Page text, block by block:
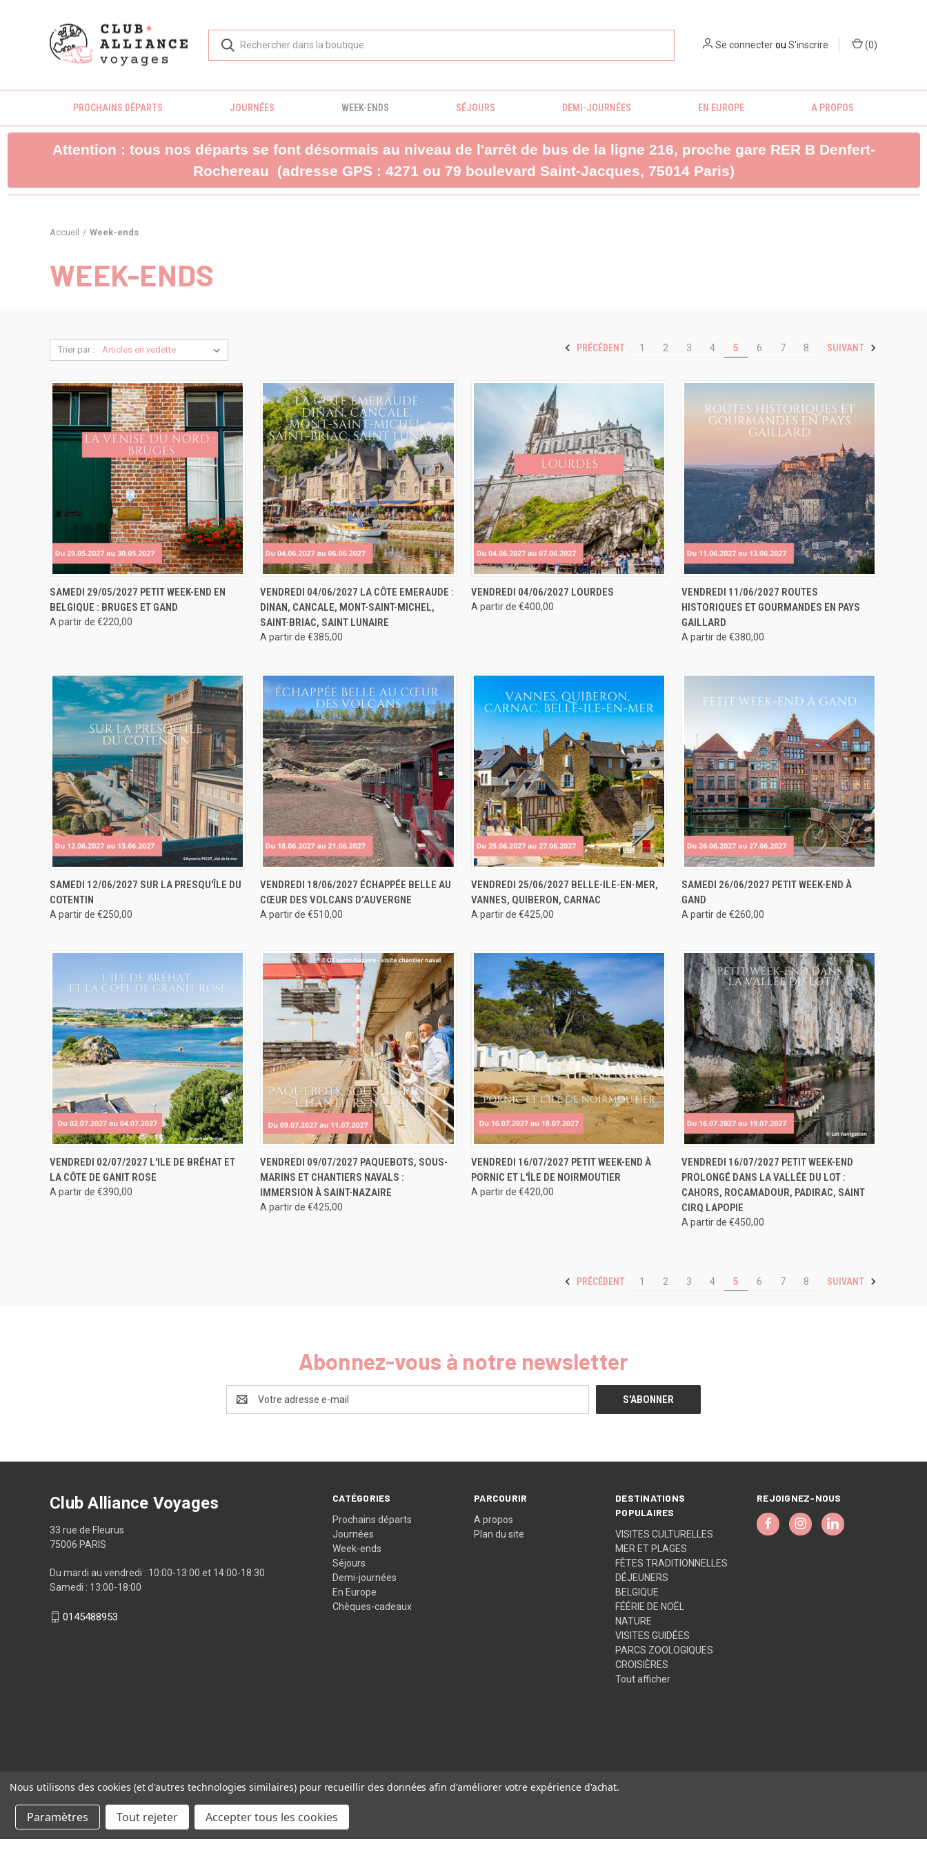
Se connecterou S'inscrire (0)
PROCHAINS DÉPARTS JOURNÉES WEEK-ENDS SÉJOURS DEMI-JOURNÉES EN EUROPE A PROPOS
Attention : tous nos départs se font désormais au niveau de l'arrêt de bus de la ligne 216, proche gare RER B Denfert-
Rochereau (adresse GPS : 4271 ou 79 boulevard Saint-Jacques, 75014 Paris)
Accueil Week-ends
WEEK-ENDS
Trier par : PRÉCÉDENT 1 2 3 4 5 6 7 8 SUIVANT
APERÇU RAPIDE RÉSERVER
SAMEDI 29/05/2027 PETIT WEEK-END EN
BELGIQUE : BRUGES ET GAND
A partir de €220,00
APERÇU RAPIDE RÉSERVER
VENDREDI 04/06/2027 LA CÔTE EMERAUDE :
DINAN, CANCALE, MONT-SAINT-MICHEL,
SAINT-BRIAC, SAINT LUNAIRE
A partir de €385,00
APERÇU RAPIDE RÉSERVER
VENDREDI 04/06/2027 LOURDES
A partir de €400,00
APERÇU RAPIDE RÉSERVER
VENDREDI 11/06/2027 ROUTES
HISTORIQUES ET GOURMANDES EN PAYS
GAILLARD
A partir de €380,00
APERÇU RAPIDE RÉSERVER
SAMEDI 12/06/2027 SUR LA PRESQU'ÎLE DU
COTENTIN
A partir de €250,00
APERÇU RAPIDE RÉSERVER
VENDREDI 18/06/2027 ÉCHAPPÉE BELLE AU
CŒUR DES VOLCANS D’AUVERGNE
A partir de €510,00
APERÇU RAPIDE RÉSERVER
VENDREDI 25/06/2027 BELLE-ILE-EN-MER,
VANNES, QUIBERON, CARNAC
A partir de €425,00
APERÇU RAPIDE RÉSERVER
SAMEDI 26/06/2027 PETIT WEEK-END À
GAND
A partir de €260,00
APERÇU RAPIDE RÉSERVER
VENDREDI 02/07/2027 L'ILE DE BRÉHAT ET
LA CÔTE DE GANIT ROSE
A partir de €390,00
APERÇU RAPIDE RÉSERVER
VENDREDI 09/07/2027 PAQUEBOTS, SOUS-
MARINS ET CHANTIERS NAVALS :
IMMERSION À SAINT-NAZAIRE
A partir de €425,00
APERÇU RAPIDE RÉSERVER
VENDREDI 16/07/2027 PETIT WEEK-END À
PORNIC ET L'ÎLE DE NOIRMOUTIER
A partir de €420,00
APERÇU RAPIDE RÉSERVER
VENDREDI 16/07/2027 PETIT WEEK-END
PROLONGÉ DANS LA VALLÉE DU LOT :
CAHORS, ROCAMADOUR, PADIRAC, SAINT
CIRQ LAPOPIE
A partir de €450,00
PRÉCÉDENT 1 2 3 4 5 6 7 8 SUIVANT
Abonnez-vous à notre newsletter
CATÉGORIES
Prochains départs
Journées
Week-ends
Séjours
Demi-journées
En Europe
Chèques-cadeaux
PARCOURIR
A propos
Plan du site
DESTINATIONS
POPULAIRES
VISITES CULTURELLES
MER ET PLAGES
FÊTES TRADITIONNELLES
DÉJEUNERS
BELGIQUE
FÉÉRIE DE NOËL
NATURE
VISITES GUIDÉES
PARCS ZOOLOGIQUES
CROISIÈRES
Tout afficher
REJOIGNEZ-NOUS
Club Alliance Voyages
33 rue de Fleurus
75006 PARIS
Du mardi au vendredi : 10:00-13:00 et 14:00-18:30
Samedi : 13:00-18:00
0145488953
Nous utilisons des cookies (et d'autres technologies similaires) pour recueillir des données afin d'améliorer votre expérience d'achat.
Paramètres Tout rejeter Accepter tous les cookies